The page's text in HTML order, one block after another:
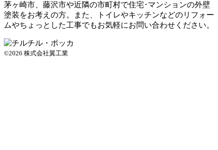
茅ヶ崎市、藤沢市や近隣の市町村で住宅･マンションの外壁
塗装をお考えの方。また、トイレやキッチンなどのリフォー
ムやちょっとした工事でもお気軽にお問い合わせください。
©2026 株式会社翼工業